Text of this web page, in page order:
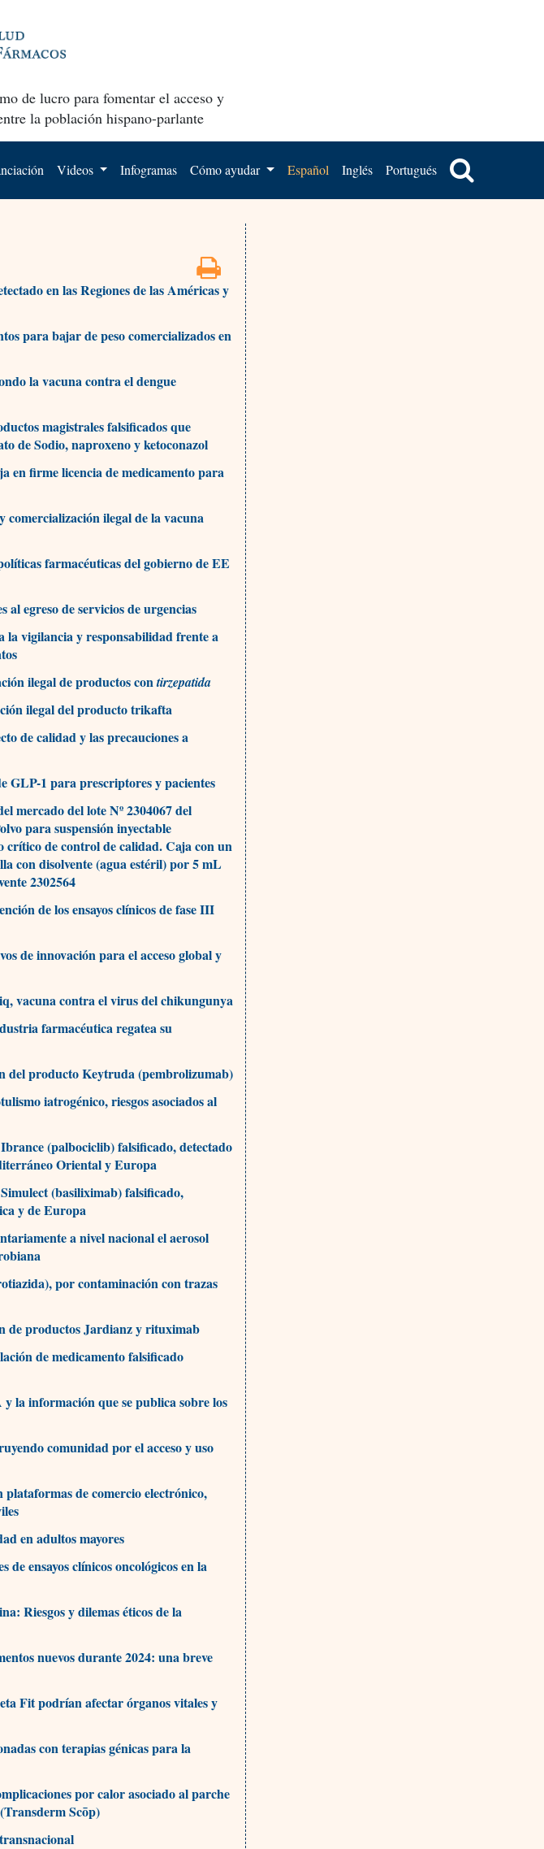
de lucro para fomentar el acceso y
la población hispano-parlante
Videos Infogramas Cómo ayudar Español Inglés Portugués
en las Regiones de las Américas y
para bajar de peso comercializados en
la vacuna contra el dengue
magistrales falsificados que
de Sodio, naproxeno y ketoconazol
en firme licencia de medicamento para
ilegal de la vacuna
farmacéuticas del gobierno de EE
al egreso de servicios de urgencias
vigilancia y responsabilidad frente a
ilegal de productos contirzepatida
ilegal del producto trikafta
de calidad y las precauciones a
1 para prescriptores y pacientes
mercado del lote Nº 2304067 del
para suspensión inyectable
de control de calidad. Caja con un
con disolvente (agua estéril) por 5 mL
2302564
de los ensayos clínicos de fase III
de innovación para el acceso global y
vacuna contra el virus del chikungunya
farmacéutica regatea su
del producto Keytruda (pembrolizumab)
iatrogénico, riesgos asociados al
(palbociclib) falsificado, detectado
Oriental y Europa
(basiliximab) falsificado,
y de Europa
a nivel nacional el aerosol
por contaminación con trazas
de productos Jardianz y rituximab
de medicamento falsificado
la información que se publica sobre los
comunidad por el acceso y uso
de comercio electrónico,
en adultos mayores
ensayos clínicos oncológicos en la
Riesgos y dilemas éticos de la
nuevos durante 2024: una breve
Fit podrían afectar órganos vitales y
con terapias génicas para la
por calor asociado al parche
Scōp)